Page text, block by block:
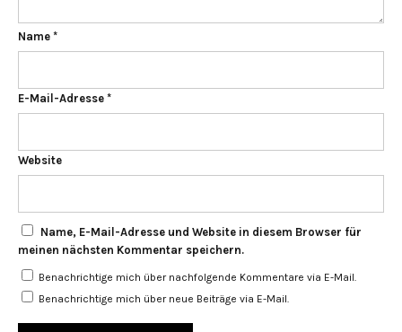
Name *
E-Mail-Adresse *
Website
Name, E-Mail-Adresse und Website in diesem Browser für
meinen nächsten Kommentar speichern.
Benachrichtige mich über nachfolgende Kommentare via E-Mail.
Benachrichtige mich über neue Beiträge via E-Mail.